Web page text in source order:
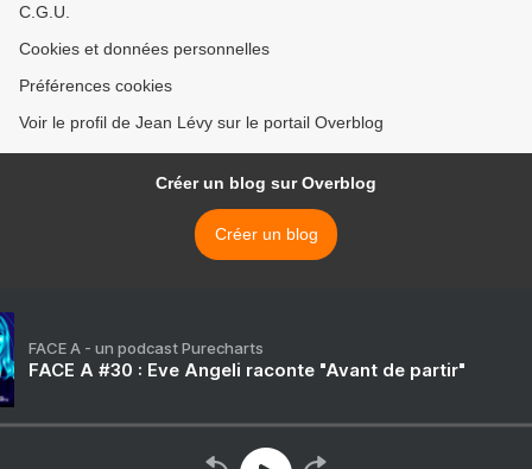
C.G.U.
Cookies et données personnelles
Préférences cookies
Voir le profil de Jean Lévy sur le portail Overblog
Créer un blog sur Overblog
Créer un blog
FACE A - un podcast Purecharts
FACE A #30 : Eve Angeli raconte "Avant de partir"